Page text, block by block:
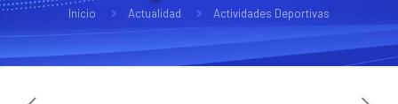
Inicio Actualidad Actividades Deportivas